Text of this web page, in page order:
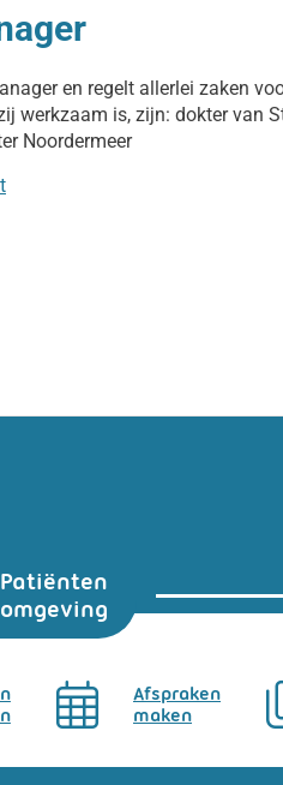
en regelt allerlei zaken
werkzaam is, zijn: dokter van
Noordermeer
Patiënten
omgeving
Afspraken
maken